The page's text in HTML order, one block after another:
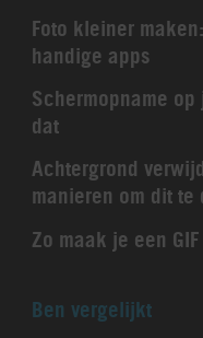
Foto kleiner
handige apps
Schermopname
dat
Achtergrond
manieren om dit te
Zo maak je een
Ben vergelijkt